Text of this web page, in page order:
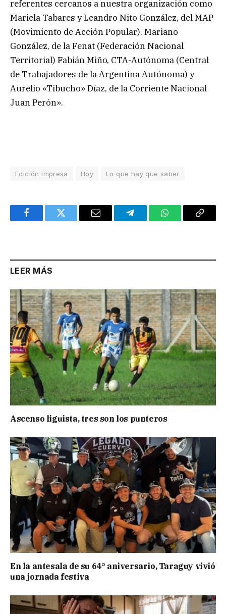
referentes cercanos a nuestra organización como
Mariela Tabares y Leandro Nito González, del MAP
(Movimiento de Acción Popular), Mariano
González, de la Fenat (Federación Nacional
Territorial) Fabián Miño, CTA-Autónoma (Central
de Trabajadores de la Argentina Autónoma) y
Aurelio «Tibucho» Díaz, de la Corriente Nacional
Juan Perón».
Edición Impresa Hoy Lo que hay que saber
FacebookTwitter Email TelegramWhatsAppCopy
LEER MÁS
Ascenso liguista, tres son los punteros
En la antesala de su 64° aniversario, Taraguy vivió
una jornada festiva